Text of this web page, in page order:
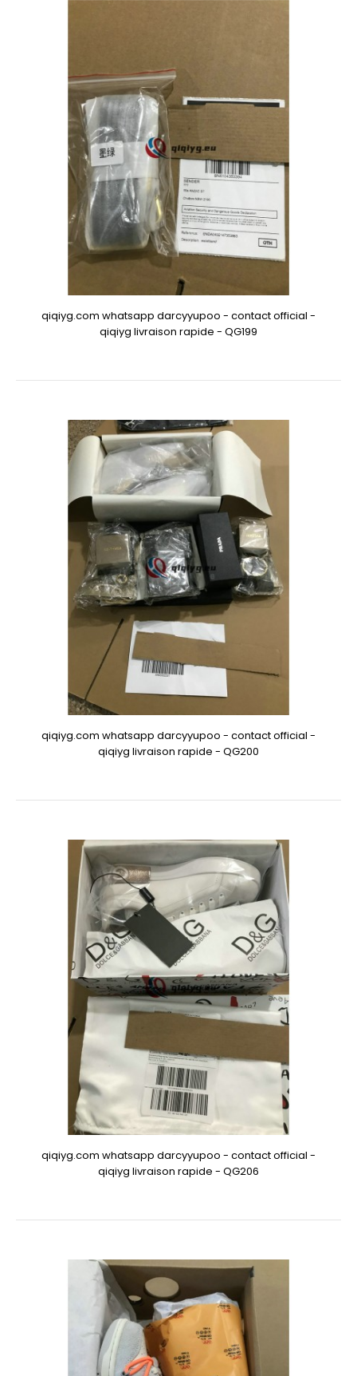
qiqiyg.com whatsapp darcyyupoo - contact official -
qiqiyg livraison rapide - QG199
qiqiyg.com whatsapp darcyyupoo - contact official -
qiqiyg livraison rapide - QG200
qiqiyg.com whatsapp darcyyupoo - contact official -
qiqiyg livraison rapide - QG206